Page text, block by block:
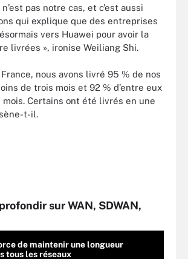
pas notre cas, et c’est aussi
qui explique que des entreprises
vers Huawei pour avoir la
livrées », ironise Weiliang Shi.
nous avons livré 95 % de nos
de trois mois et 92 % d’entre eux
mois. Certains ont été livrés en une
t-il.
sur WAN, SDWAN,
de maintenir une longueur
tous les réseaux